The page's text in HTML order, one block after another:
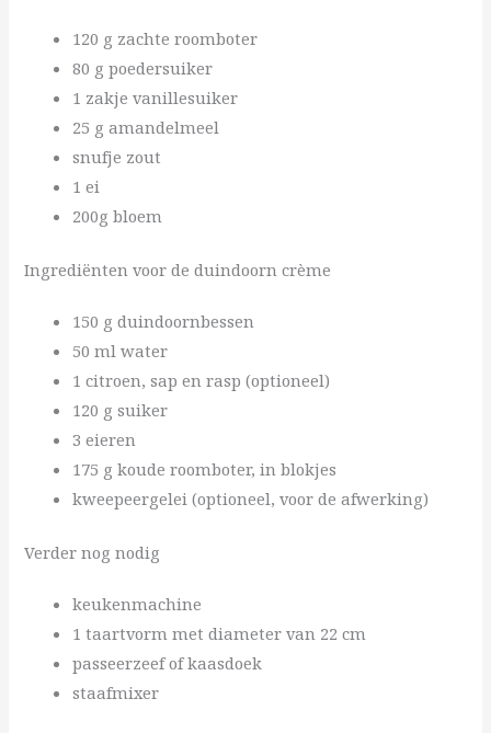
120 g zachte roomboter
80 g poedersuiker
1 zakje vanillesuiker
25 g amandelmeel
snufje zout
1 ei
200g bloem
Ingrediënten voor de duindoorn crème
150 g duindoornbessen
50 ml water
1 citroen, sap en rasp (optioneel)
120 g suiker
3 eieren
175 g koude roomboter, in blokjes
kweepeergelei (optioneel, voor de afwerking)
Verder nog nodig
keukenmachine
1 taartvorm met diameter van 22 cm
passeerzeef of kaasdoek
staafmixer